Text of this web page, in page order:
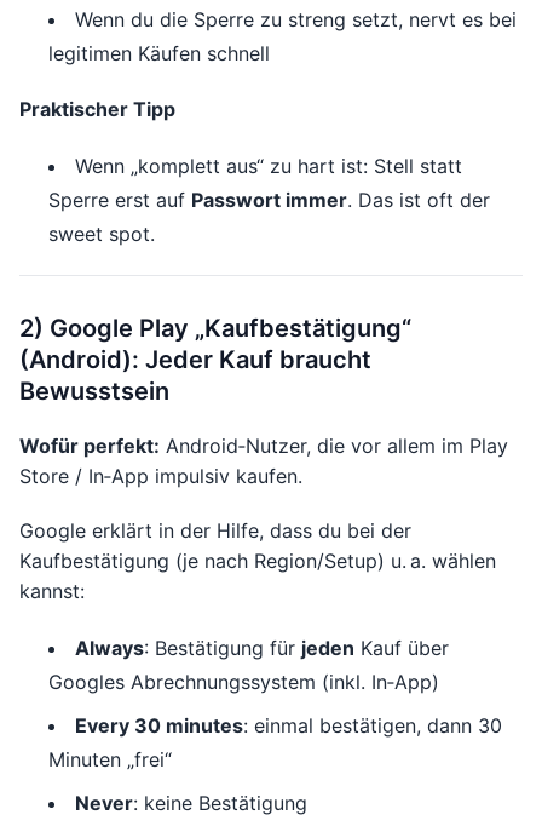
Wenn du die Sperre zu streng setzt, nervt es bei
legitimen Käufen schnell
Praktischer Tipp
Wenn „komplett aus“ zu hart ist: Stell statt
Sperre erst auf Passwort immer. Das ist oft der
sweet spot.
2) Google Play „Kaufbestätigung“
(Android): Jeder Kauf braucht
Bewusstsein
Wofür perfekt: Android‑Nutzer, die vor allem im Play
Store / In‑App impulsiv kaufen.
Google erklärt in der Hilfe, dass du bei der
Kaufbestätigung (je nach Region/Setup) u. a. wählen
kannst:
Always: Bestätigung für jeden Kauf über
Googles Abrechnungssystem (inkl. In‑App)
Every 30 minutes: einmal bestätigen, dann 30
Minuten „frei“
Never: keine Bestätigung